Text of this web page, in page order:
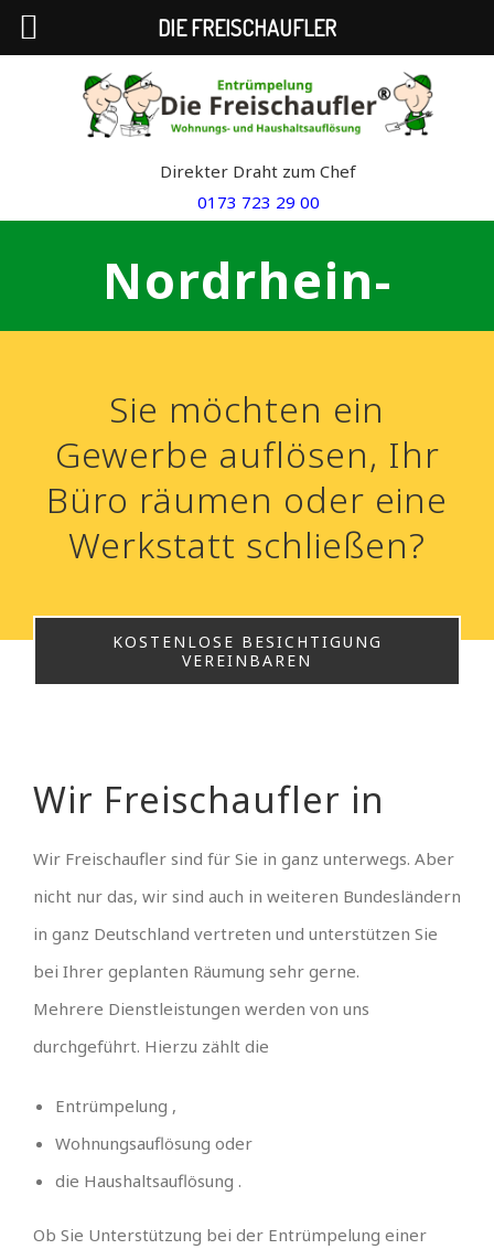
Direkter Draht zum Chef
0173 723 29 00
Nordrhein-
Westfalen
Sie möchten ein
Gewerbe auflösen, Ihr
Büro räumen oder eine
Werkstatt schließen?
KOSTENLOSE BESICHTIGUNG
VEREINBAREN
Wir Freischaufler in
Wir Freischaufler sind für Sie in ganz unterwegs. Aber
nicht nur das, wir sind auch in weiteren Bundesländern
in ganz Deutschland vertreten und unterstützen Sie
bei Ihrer geplanten Räumung sehr gerne.
Mehrere Dienstleistungen werden von uns
durchgeführt. Hierzu zählt die
Entrümpelung ,
Wohnungsauflösung oder
die Haushaltsauflösung .
Ob Sie Unterstützung bei der Entrümpelung einer
DIE FREISCHAUFLER